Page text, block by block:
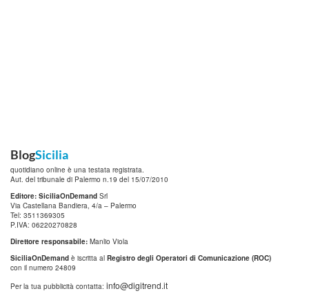
BlogSicilia
quotidiano online è una testata registrata.
Aut. del tribunale di Palermo n.19 del 15/07/2010
Editore: SiciliaOnDemand Srl
Via Castellana Bandiera, 4/a – Palermo
Tel: 3511369305
P.IVA: 06220270828
Direttore responsabile: Manlio Viola
SiciliaOnDemand è iscritta al Registro degli Operatori di Comunicazione (ROC)
con il numero 24809
Per la tua pubblicità contatta: info@digitrend.it